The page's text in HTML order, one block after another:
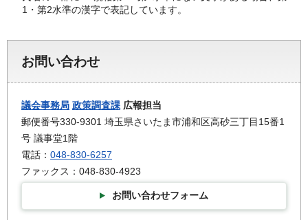
1・第2水準の漢字で表記しています。
お問い合わせ
議会事務局 政策調査課 広報担当
郵便番号330-9301 埼玉県さいたま市浦和区高砂三丁目15番1
号 議事堂1階
電話： 048-830-6257
ファックス：048-830-4923
お問い合わせフォーム